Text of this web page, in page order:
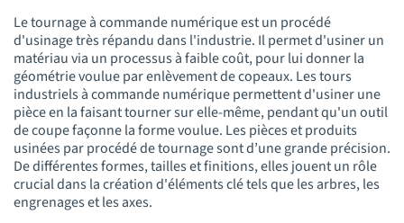
Le tournage à commande numérique est un procédé
d'usinage très répandu dans l'industrie. Il permet d'usiner un
matériau via un processus à faible coût, pour lui donner la
géométrie voulue par enlèvement de copeaux. Les tours
industriels à commande numérique permettent d'usiner une
pièce en la faisant tourner sur elle-même, pendant qu'un outil
de coupe façonne la forme voulue. Les pièces et produits
usinées par procédé de tournage sont d’une grande précision.
De différentes formes, tailles et finitions, elles jouent un rôle
crucial dans la création d'éléments clé tels que les arbres, les
engrenages et les axes.